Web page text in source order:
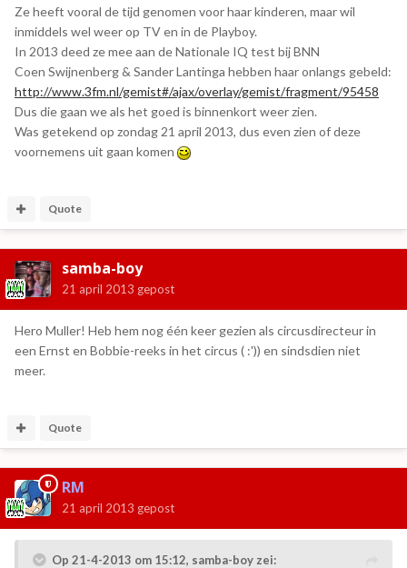
Ze heeft vooral de tijd genomen voor haar kinderen, maar wil
inmiddels wel weer op TV en in de Playboy.
In 2013 deed ze mee aan de Nationale IQ test bij BNN
Coen Swijnenberg & Sander Lantinga hebben haar onlangs gebeld:
http://www.3fm.nl/gemist#/ajax/overlay/gemist/fragment/95458
Dus die gaan we als het goed is binnenkort weer zien.
Was getekend op zondag 21 april 2013, dus even zien of deze
voornemens uit gaan komen
Quote
samba-boy
21 april 2013 gepost
Hero Muller! Heb hem nog één keer gezien als circusdirecteur in
een Ernst en Bobbie-reeks in het circus ( :')) en sindsdien niet
meer.
Quote
RM
21 april 2013 gepost
Op 21-4-2013 om 15:12, samba-boy zei: